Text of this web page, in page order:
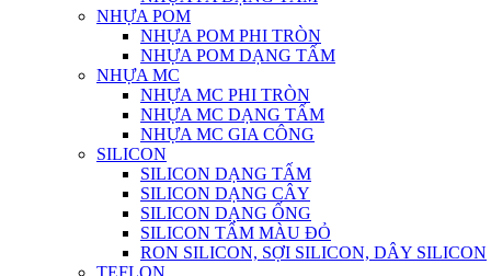
NHỰA POM
NHỰA POM PHI TRÒN
NHỰA POM DẠNG TẤM
NHỰA MC
NHỰA MC PHI TRÒN
NHỰA MC DẠNG TẤM
NHỰA MC GIA CÔNG
SILICON
SILICON DẠNG TẤM
SILICON DẠNG CÂY
SILICON DẠNG ỐNG
SILICON TẤM MÀU ĐỎ
RON SILICON, SỢI SILICON, DÂY SILICON
TEFLON